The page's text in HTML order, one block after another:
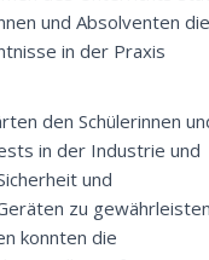
und Absolventen die
in der Praxis
den Schülerinnen
in der Industrie und
und
zu
konnten die